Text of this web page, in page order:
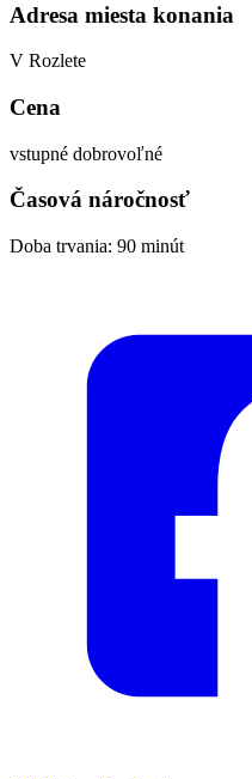
Adresa miesta konania
V Rozlete
Cena
vstupné dobrovoľné
Časová náročnosť
Doba trvania: 90 minút